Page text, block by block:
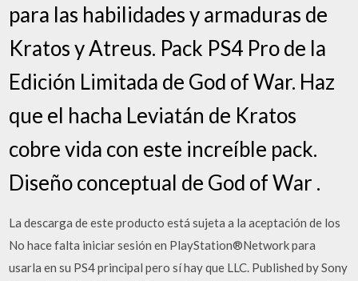
para las habilidades y armaduras de
Kratos y Atreus. Pack PS4 Pro de la
Edición Limitada de God of War. Haz
que el hacha Leviatán de Kratos
cobre vida con este increíble pack.
Diseño conceptual de God of War .
La descarga de este producto está sujeta a la aceptación de los
No hace falta iniciar sesión en PlayStation®Network para
usarla en su PS4 principal pero sí hay que LLC. Published by Sony